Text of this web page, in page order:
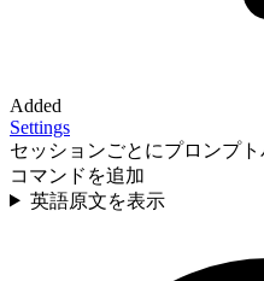
Added
Settings
セッションごとにプロンプ
コマンドを追加
英語原文を表示